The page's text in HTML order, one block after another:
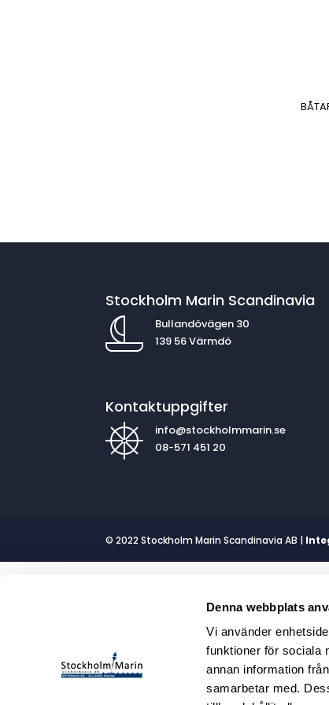
Denna webbplats
Vi använder
funktioner för sociala
annan information
samarbetar med.
Stockholm Marin Scandinavia
Bullandövägen 30
139 56 Värmdö
Kontaktuppgifter
info@stockholmmarin.se
08-571 451 20
© 2022 Stockholm Marin Scandinavia AB |